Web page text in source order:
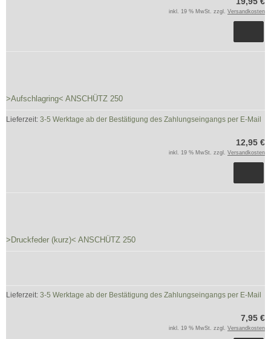
inkl. 19 % MwSt. zzgl. Versandkosten
>Aufschlagring< ANSCHÜTZ 250
Lieferzeit: 3-5 Werktage ab der Bestätigung des Zahlungseingangs per E-Mail
12,95 €
inkl. 19 % MwSt. zzgl. Versandkosten
>Druckfeder (kurz)< ANSCHÜTZ 250
Lieferzeit: 3-5 Werktage ab der Bestätigung des Zahlungseingangs per E-Mail
7,95 €
inkl. 19 % MwSt. zzgl. Versandkosten